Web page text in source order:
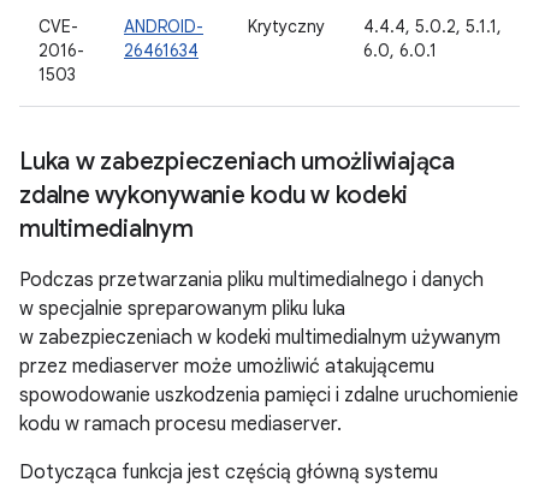
CVE-
2016-
1503
ANDROID-
26461634
Krytyczny
4.4.4, 5.0.2, 5.1.1,
6.0, 6.0.1
Luka w zabezpieczeniach umożliwiająca
zdalne wykonywanie kodu w kodeki
multimedialnym
Podczas przetwarzania pliku multimedialnego i danych
w specjalnie spreparowanym pliku luka
w zabezpieczeniach w kodeki multimedialnym używanym
przez mediaserver może umożliwić atakującemu
spowodowanie uszkodzenia pamięci i zdalne uruchomienie
kodu w ramach procesu mediaserver.
Dotycząca funkcja jest częścią główną systemu